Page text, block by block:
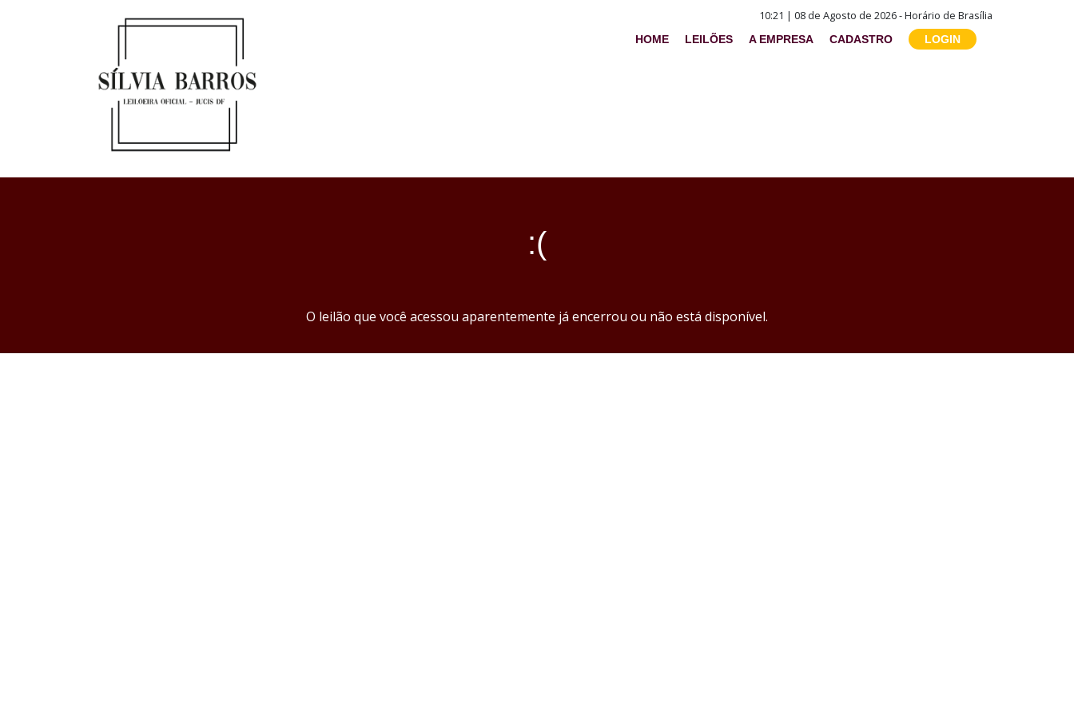
10:21 | 08 de Agosto de 2026 - Horário de Brasília
HOME LEILÕES A EMPRESA CADASTRO LOGIN
:(
O leilão que você acessou aparentemente já encerrou ou não está disponível.